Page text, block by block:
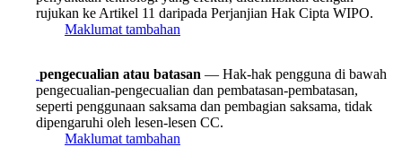
rujukan ke Artikel 11 daripada Perjanjian Hak Cipta WIPO.
Maklumat tambahan
pengecualian atau batasan — Hak-hak pengguna di bawah
pengecualian-pengecualian dan pembatasan-pembatasan,
seperti penggunaan saksama dan pembagian saksama, tidak
dipengaruhi oleh lesen-lesen CC.
Maklumat tambahan